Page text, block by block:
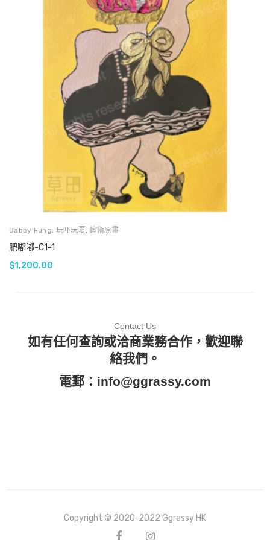
Babby Fung 玩吓玩夏 藝術原畫
肥嘟嘟-C1-1
$1,200.00
Contact Us
如有任何查詢或洽商業務合作，歡迎聯
絡我們。
電郵： info@ggrassy.com
Copyright © 2020-2022 Ggrassy HK